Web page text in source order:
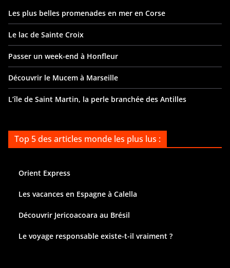
Les plus belles promenades en mer en Corse
Le lac de Sainte Croix
Passer un week-end à Honfleur
Découvrir le Mucem à Marseille
L’île de Saint Martin, la perle branchée des Antilles
Top 5 des articles monde les plus lus :
Orient Express
Les vacances en Espagne à Calella
Découvrir Jericoacoara au Brésil
Le voyage responsable existe-t-il vraiment ?